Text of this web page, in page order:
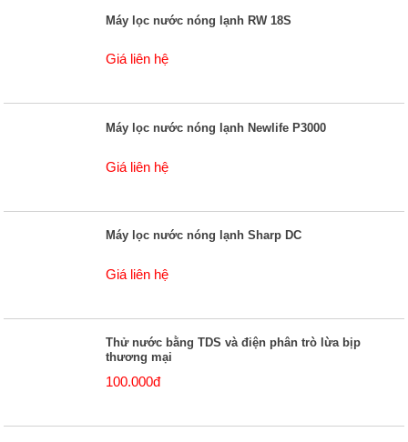
Máy lọc nước nóng lạnh RW 18S
Giá liên hệ
Máy lọc nước nóng lạnh Newlife P3000
Giá liên hệ
Máy lọc nước nóng lạnh Sharp DC
Giá liên hệ
Thử nước bằng TDS và điện phân trò lừa bịp
thương mại
100.000đ